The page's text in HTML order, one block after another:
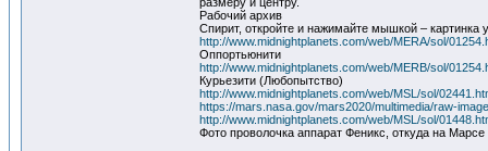
Рабочий архив
Спирит, откройте и нажимайте мышкой – картинка
http://www.midnightplanets.com/web/MERA/sol/
Оппортьюнити
http://www.midnightplanets.com/web/MERB/sol/
Курьезити (Любопытство)
http://www.midnightplanets.com/web/MSL/sol/
https://mars.nasa.gov/mars2020/multimedia/raw-
http://www.midnightplanets.com/web/MSL/sol/
Фото проволочка аппарат Феникс, откуда на Марсе